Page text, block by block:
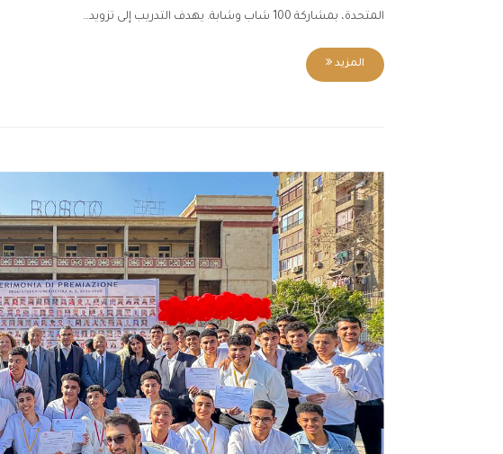
المتحدة، بمشاركة 100 شاب وشابة. يهدف التدريب إلى تزويد…
المزيد